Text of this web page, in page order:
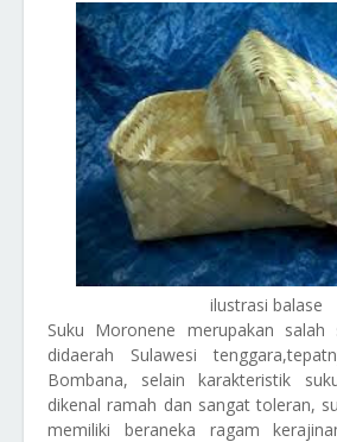
ilustrasi balase
Suku Moronene merupakan salah
didaerah Sulawesi
Bombana, selain karakteristik
dikenal ramah dan sangat toleran,
memiliki beraneka ragam